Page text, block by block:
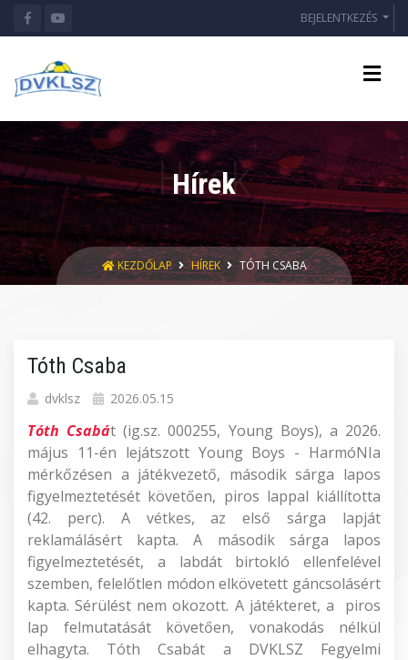
BEJELENTKEZÉS
Hírek
KEZDŐLAP HÍREK TÓTH CSABA
Tóth Csaba
dvklsz 2026.05.15
Tóth Csabát (ig.sz. 000255, Young Boys), a 2026.
május 11-én lejátszott Young Boys - HarmóNIa
mérkőzésen a játékvezető, második sárga lapos
figyelmeztetését követően, piros lappal kiállította
(42. perc). A vétkes, az első sárga lapját
reklamálásért kapta. A második sárga lapos
figyelmeztetését, a labdát birtokló ellenfelével
szemben, felelőtlen módon elkövetett gáncsolásért
kapta. Sérülést nem okozott. A játékteret, a piros
lap felmutatását követően, vonakodás nélkül
elhagyta. Tóth Csabát a DVKLSZ Fegyelmi